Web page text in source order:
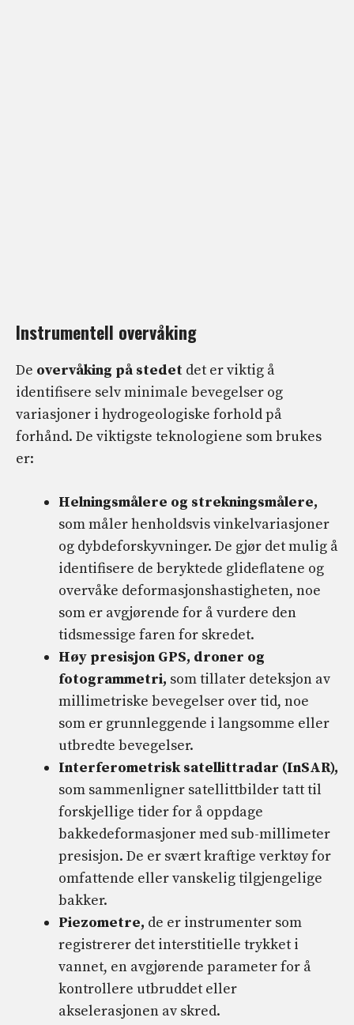
Instrumentell overvåking
De overvåking på stedet det er viktig å
identifisere selv minimale bevegelser og
variasjoner i hydrogeologiske forhold på
forhånd. De viktigste teknologiene som brukes
er:
Helningsmålere og strekningsmålere,
som måler henholdsvis vinkelvariasjoner
og dybdeforskyvninger. De gjør det mulig å
identifisere de beryktede glideflatene og
overvåke deformasjonshastigheten, noe
som er avgjørende for å vurdere den
tidsmessige faren for skredet.
Høy presisjon GPS, droner og
fotogrammetri, som tillater deteksjon av
millimetriske bevegelser over tid, noe
som er grunnleggende i langsomme eller
utbredte bevegelser.
Interferometrisk satellittradar (InSAR),
som sammenligner satellittbilder tatt til
forskjellige tider for å oppdage
bakkedeformasjoner med sub-millimeter
presisjon. De er svært kraftige verktøy for
omfattende eller vanskelig tilgjengelige
bakker.
Piezometre, de er instrumenter som
registrerer det interstitielle trykket i
vannet, en avgjørende parameter for å
kontrollere utbruddet eller
akselerasjonen av skred.